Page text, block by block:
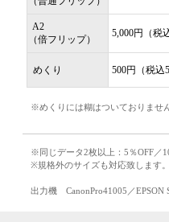
A2
（倍フリップ）
5,000円（税
めくり 500円（税込
※めくりには糊はついておりませ
※同じデータ2枚以上：5％OFF／
※規格外のサイズも対応致します
出力機 CanonPro41005／EPSON